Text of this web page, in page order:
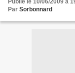
Publié le 10/06/2009 à
Par Sorbonnard